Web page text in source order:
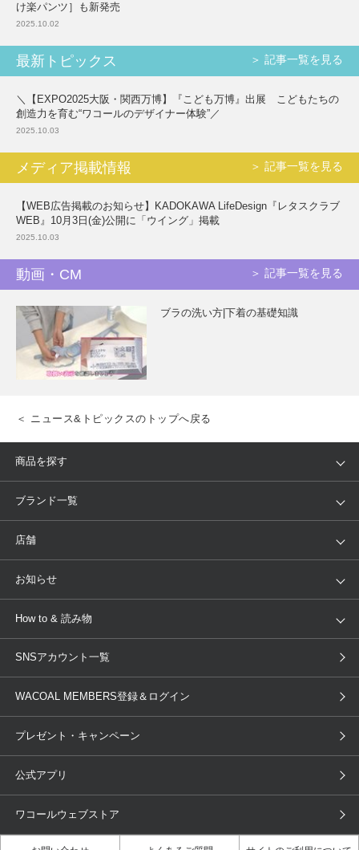
け楽パンツ］も新発売
2025.10.02
最新トピックス ＞ 記事一覧を見る
＼【EXPO2025大阪・関西万博】『こども万博』出展 こどもたちの
創造力を育む“ワコールのデザイナー体験”／
2025.10.03
メディア掲載情報 ＞ 記事一覧を見る
【WEB広告掲載のお知らせ】KADOKAWA LifeDesign『レタスクラブ
WEB』10月3日(金)公開に「ウイング」掲載
2025.10.03
動画・CM ＞ 記事一覧を見る
ブラの洗い方|下着の基礎知識
＜ ニュース&トピックスのトップへ戻る
商品を探す
アイテム
トピックス
ブランド一覧
WACOAL
AMPHI une nana cool
OUR WACOAL
WACOAL Remamma
Licensed Brands
店舗
店舗を探す
ブラ無料診断
3Dボディスキャン
お知らせ
新着情報
商品回収
ニュース＆トピックス
How to & 読み物
下着の基礎知識
ブラパン ワコールスタイル
大人の工場見学inベトナム 人間科学研究開発センター見学
店舗体験記（マンガ）
ワコールカルネアプリ使い方ガイ
SNSアカウント一覧
WACOAL MEMBERS登録＆ログイン
プレゼント・キャンペーン
公式アプリ
ワコールウェブストア